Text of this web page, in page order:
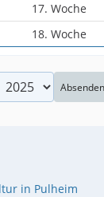
17. Woche
18. Woche
Absenden
in Pulheim